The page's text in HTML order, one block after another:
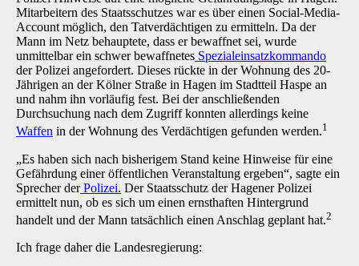
Mitarbeitern des Staatsschutzes war es über einen Social-Media-
Account möglich, den Tatverdächtigen zu ermitteln. Da der
Mann im Netz behauptete, dass er bewaffnet sei, wurde
unmittelbar ein schwer bewaffnetes Spezialeinsatzkommando
der Polizei angefordert. Dieses rückte in der Wohnung des 20-
Jährigen an der Kölner Straße in Hagen im Stadtteil Haspe an
und nahm ihn vorläufig fest. Bei der anschließenden
Durchsuchung nach dem Zugriff konnten allerdings keine
Waffen in der Wohnung des Verdächtigen gefunden werden.1
„Es haben sich nach bisherigem Stand keine Hinweise für eine
Gefährdung einer öffentlichen Veranstaltung ergeben“, sagte ein
Sprecher derPolizei. Der Staatsschutz der Hagener Polizei
ermittelt nun, ob es sich um einen ernsthaften Hintergrund
handelt und der Mann tatsächlich einen Anschlag geplant hat.2
Ich frage daher die Landesregierung: